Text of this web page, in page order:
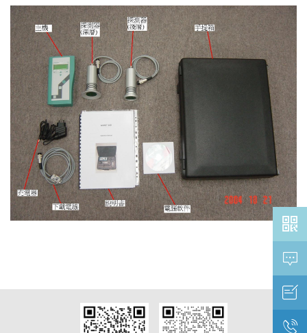



